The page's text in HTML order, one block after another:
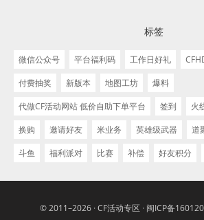
标签
微信公众号 平台福利码 工作日好礼
付费抽奖
新版本 地图工坊
爆料
代做CF活动网站 低价自助下单平台
签到 火
换购
邀请好友 米业务 英雄级武器 道
斗鱼
福利派对 比赛 补偿 好友积分
© 2011–2026 ·CF活动专区 · 闽ICP备